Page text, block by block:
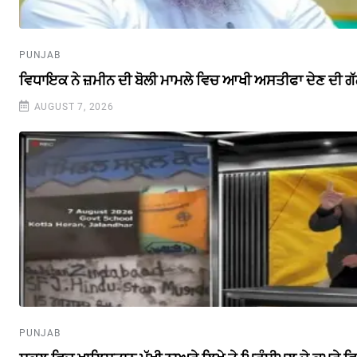
PUNJAB
ਵਿਧਾਇਕ ਨੇ ਜ਼ਮੀਨ ਦੀ ਬੋਲੀ ਮਾਮਲੇ ਵਿਚ ਆਖੀ ਅਸਤੀਫਾ ਦੇਣ ਦੀ
AUGUST 7, 2026
PUNJAB